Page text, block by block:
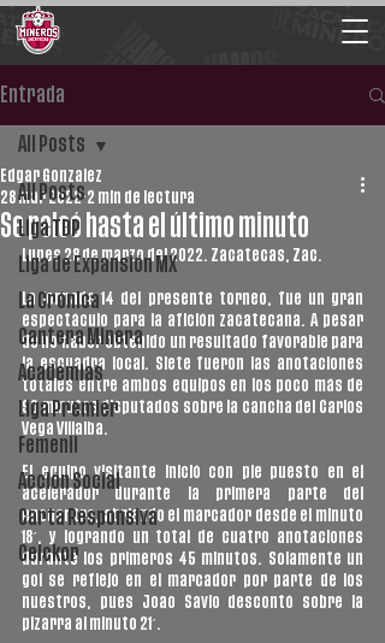
Entrada
All Posts
Liga TDP
Liga de Expansión MX
La Crónica
Cantera Minera
Academias
Liga Premier
Femenil
Acción Social
Carta Responsiva
Ceickor
All Posts
Se peleó hasta el último minuto
Edgar Gonzalez
28 mar 2022 2 min de lectura
Lunes 28 de marzo del 2022. Zacatecas, Zac.
La jornada 14 del presente torneo, fue un gran
espectáculo para la afición zacatecana. A pesar
de no haber obtenido un resultado favorable para
la escuadra local. Siete fueron las anotaciones
totales entre ambos equipos en los poco más de
90 minutos disputados sobre la cancha del Carlos
Vega Villalba.
El equipo visitante inició con pie puesto en el
acelerador durante la primera parte del
encuentro, abriendo el marcador desde el minuto
18´, y logrando un total de cuatro anotaciones
durante los primeros 45 minutos. Solamente un
gol se reflejó en el marcador por parte de los
nuestros, pues Joao Savio descontó sobre la
pizarra al minuto 21´.